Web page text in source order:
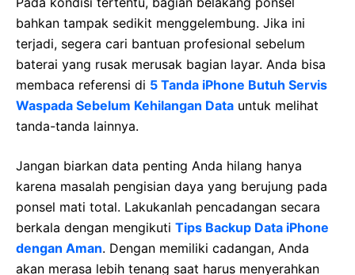
bahkan tampak sedikit menggelembung. Jika ini
terjadi, segera cari bantuan profesional sebelum
baterai yang rusak merusak bagian layar. Anda bisa
membaca referensi di 5 Tanda iPhone Butuh Servis
Waspada Sebelum Kehilangan Data untuk melihat
tanda-tanda lainnya.
Jangan biarkan data penting Anda hilang hanya
karena masalah pengisian daya yang berujung pada
ponsel mati total. Lakukanlah pencadangan secara
berkala dengan mengikuti Tips Backup Data iPhone
dengan Aman. Dengan memiliki cadangan, Anda
akan merasa lebih tenang saat harus menyerahkan